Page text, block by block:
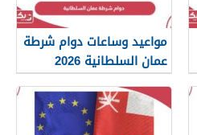
مواعيد وساعات دوام شرطة
عمان السلطانية 2026